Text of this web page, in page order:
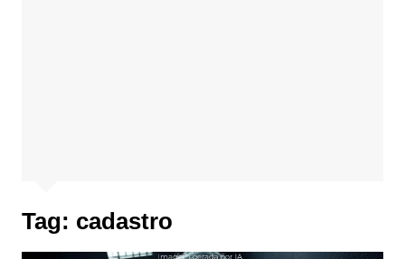
Tag: cadastro